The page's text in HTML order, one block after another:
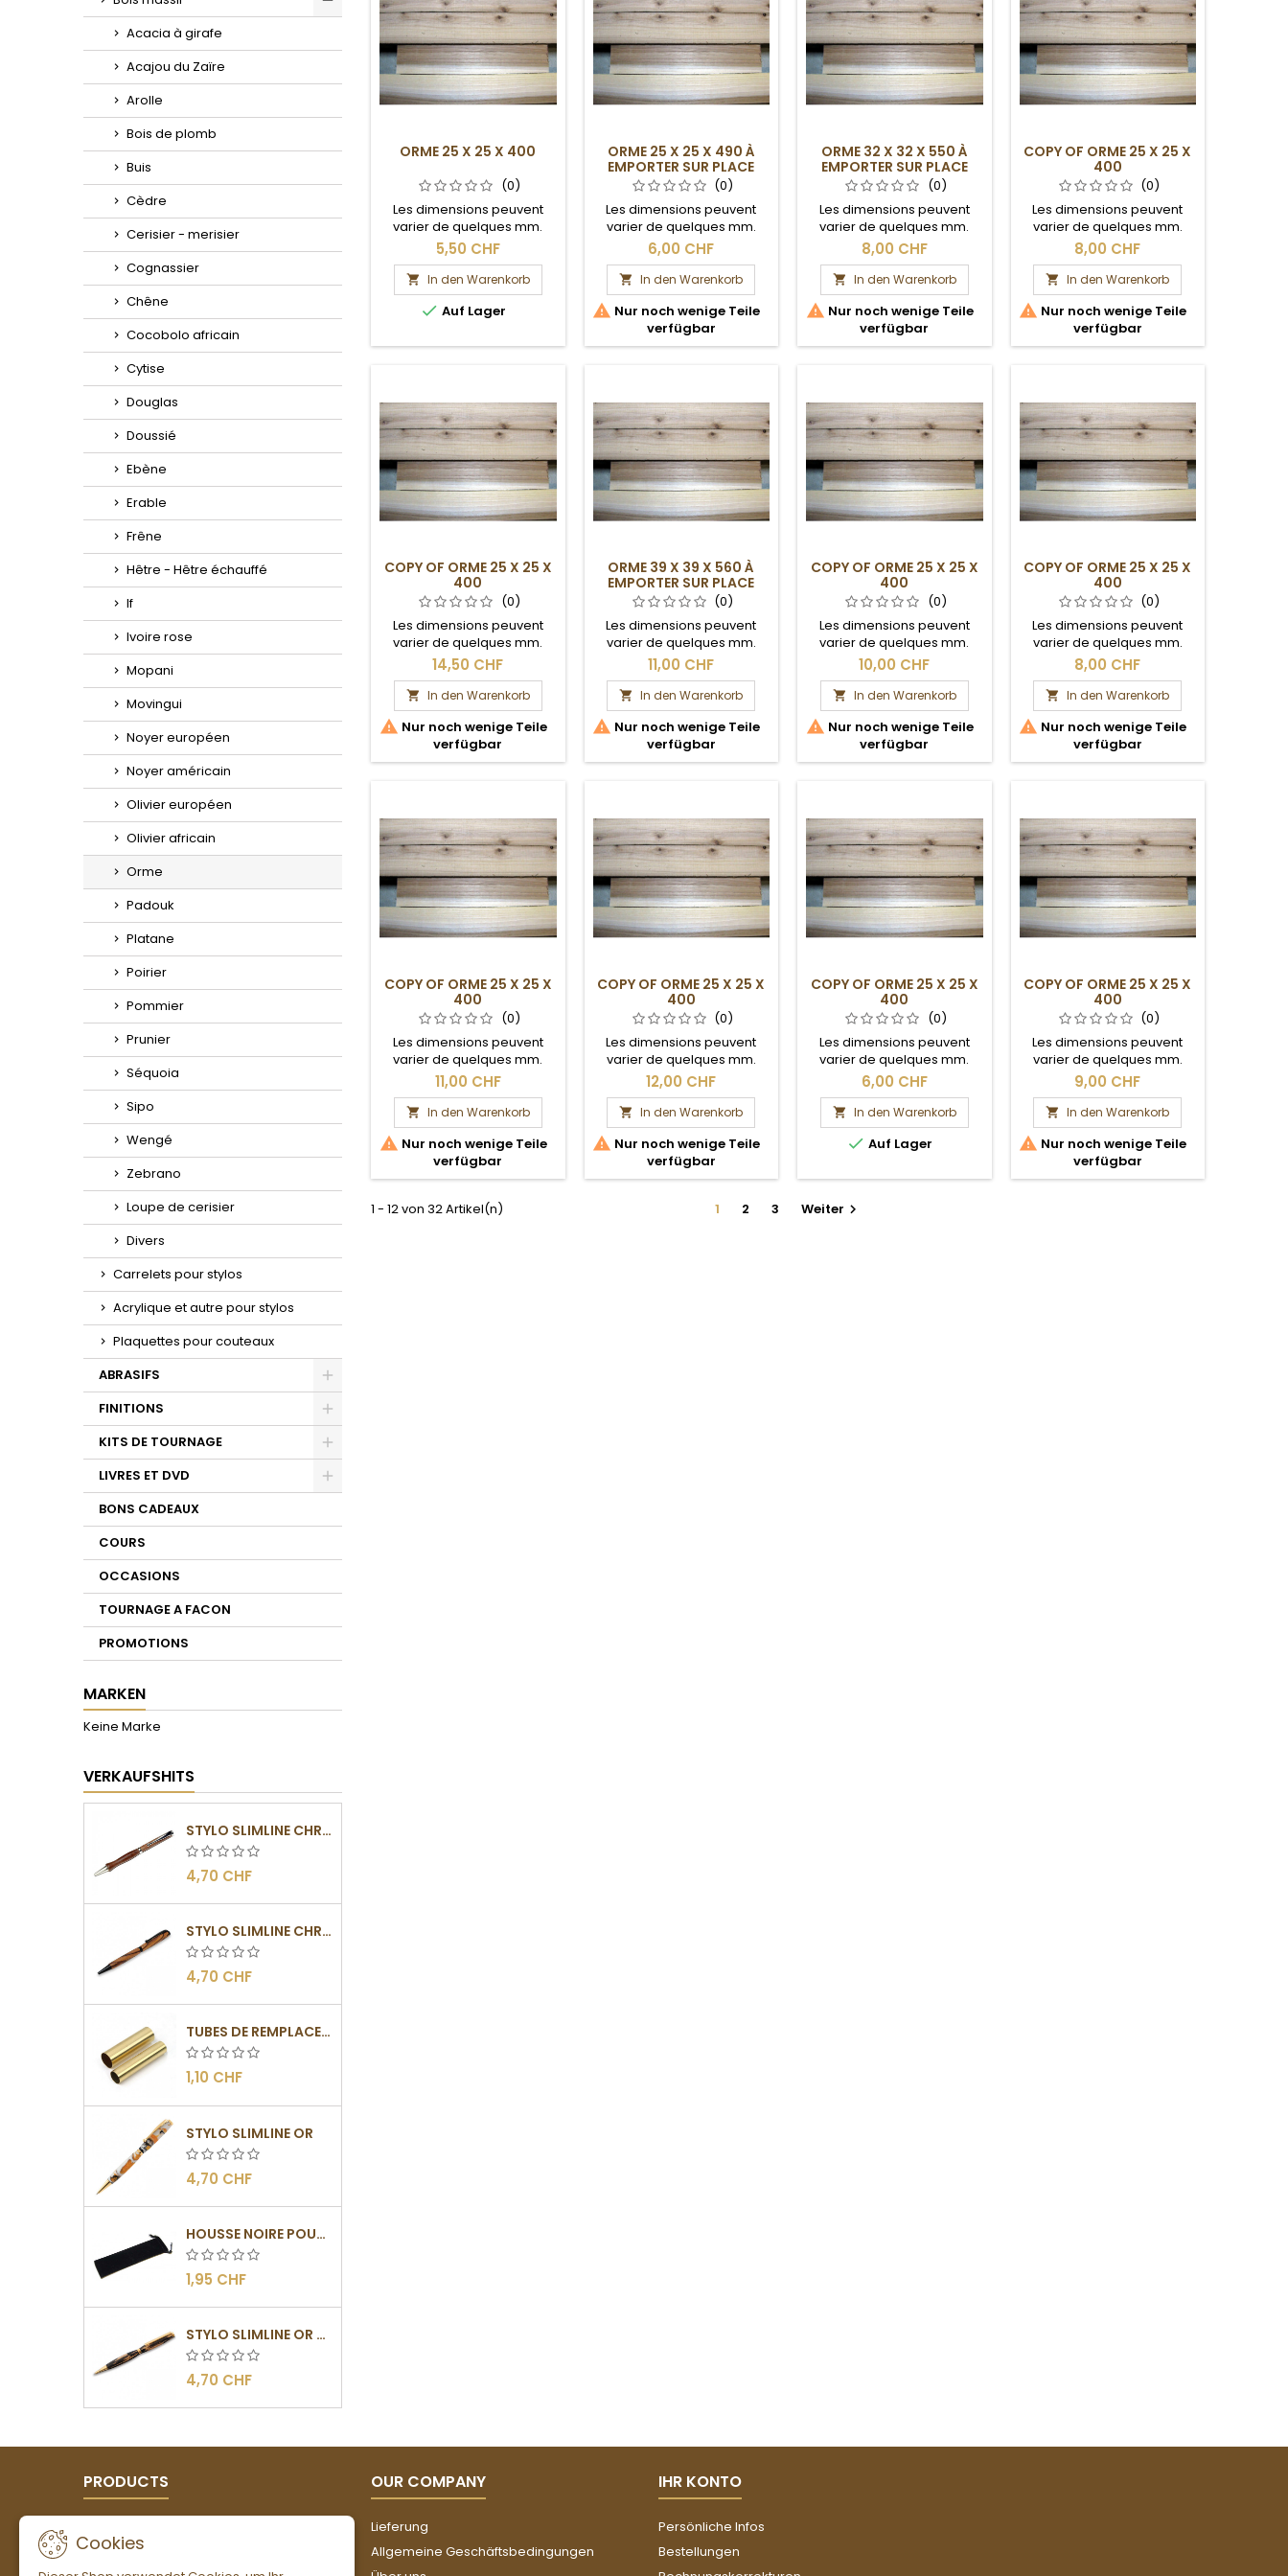
Toggle
Acacia à girafe
Acajou du Zaïre
Arolle
Bois de plomb
Buis
Cèdre
Cerisier - merisier
Cognassier
Chêne
Cocobolo africain
Cytise
Douglas
Doussié
Ebène
Erable
Frêne
Hêtre - Hêtre échauffé
If
Ivoire rose
Mopani
Movingui
Noyer européen
Noyer américain
Olivier européen
Olivier africain
Orme
Padouk
Platane
Poirier
Pommier
Prunier
Séquoia
Sipo
Wengé
Zebrano
Loupe de cerisier
Divers
Carrelets pour stylos
Acrylique et autre pour stylos
Plaquettes pour couteaux
ABRASIFS
FINITIONS
KITS DE TOURNAGE
LIVRES ET DVD
BONS CADEAUX
COURS
OCCASIONS
TOURNAGE A FACON
PROMOTIONS
MARKEN
Keine Marke
VERKAUFSHITS
STYLO SLIMLINE CHROMÉ
4,70 CHF
STYLO SLIMLINE CHROMÉ NOIR
4,70 CHF
TUBES DE REMPLACEMENT POUR MÉCANISMES SLIMLINE
1,10 CHF
STYLO SLIMLINE OR
4,70 CHF
HOUSSE NOIRE POUR STYLOS
1,95 CHF
STYLO SLIMLINE OR - BARRETTE PLATE
4,70 CHF
ORME 25 X 25 X 400
(0)
Les dimensions peuvent
varier de quelques mm.
Section brute.
5,50 CHF
 In den Warenkorb
 Auf Lager
ORME 25 X 25 X 490 À
EMPORTER SUR PLACE
(0)
Les dimensions peuvent
varier de quelques mm.
Section brute. Ce carrelet,
en raison de sa longueur,
est à venir chercher sur
place.
6,00 CHF
 In den Warenkorb
 Nur noch wenige Teile
verfügbar
ORME 32 X 32 X 550 À
EMPORTER SUR PLACE
(0)
Les dimensions peuvent
varier de quelques mm.
Section brute. Ce carrelet,
en raison de sa longueur,
est à venir chercher sur
place.
8,00 CHF
 In den Warenkorb
 Nur noch wenige Teile
verfügbar
COPY OF ORME 25 X 25 X
400
(0)
Les dimensions peuvent
varier de quelques mm.
Section brute.
8,00 CHF
 In den Warenkorb
 Nur noch wenige Teile
verfügbar
COPY OF ORME 25 X 25 X
400
(0)
Les dimensions peuvent
varier de quelques mm.
Section brute.
14,50 CHF
 In den Warenkorb
 Nur noch wenige Teile
verfügbar
ORME 39 X 39 X 560 À
EMPORTER SUR PLACE
(0)
Les dimensions peuvent
varier de quelques mm.
Section brute. Ce carrelet,
en raison de sa longueur,
est à venir chercher sur
place.
11,00 CHF
 In den Warenkorb
 Nur noch wenige Teile
verfügbar
COPY OF ORME 25 X 25 X
400
(0)
Les dimensions peuvent
varier de quelques mm.
Section brute.
10,00 CHF
 In den Warenkorb
 Nur noch wenige Teile
verfügbar
COPY OF ORME 25 X 25 X
400
(0)
Les dimensions peuvent
varier de quelques mm.
Section brute.
8,00 CHF
 In den Warenkorb
 Nur noch wenige Teile
verfügbar
COPY OF ORME 25 X 25 X
400
(0)
Les dimensions peuvent
varier de quelques mm.
Section brute.
11,00 CHF
 In den Warenkorb
 Nur noch wenige Teile
verfügbar
COPY OF ORME 25 X 25 X
400
(0)
Les dimensions peuvent
varier de quelques mm.
Section brute.
12,00 CHF
 In den Warenkorb
 Nur noch wenige Teile
verfügbar
COPY OF ORME 25 X 25 X
400
(0)
Les dimensions peuvent
varier de quelques mm.
Section brute.
6,00 CHF
 In den Warenkorb
 Auf Lager
COPY OF ORME 25 X 25 X
400
(0)
Les dimensions peuvent
varier de quelques mm.
Section brute.
9,00 CHF
 In den Warenkorb
 Nur noch wenige Teile
verfügbar
1 - 12 von 32 Artikel(n) 1 2 3 Weiter 
PRODUCTS
Neue Artikel
OUR COMPANY
Lieferung
Allgemeine Geschäftsbedingungen
IHR KONTO
Persönliche Infos
Bestellungen
Cookies